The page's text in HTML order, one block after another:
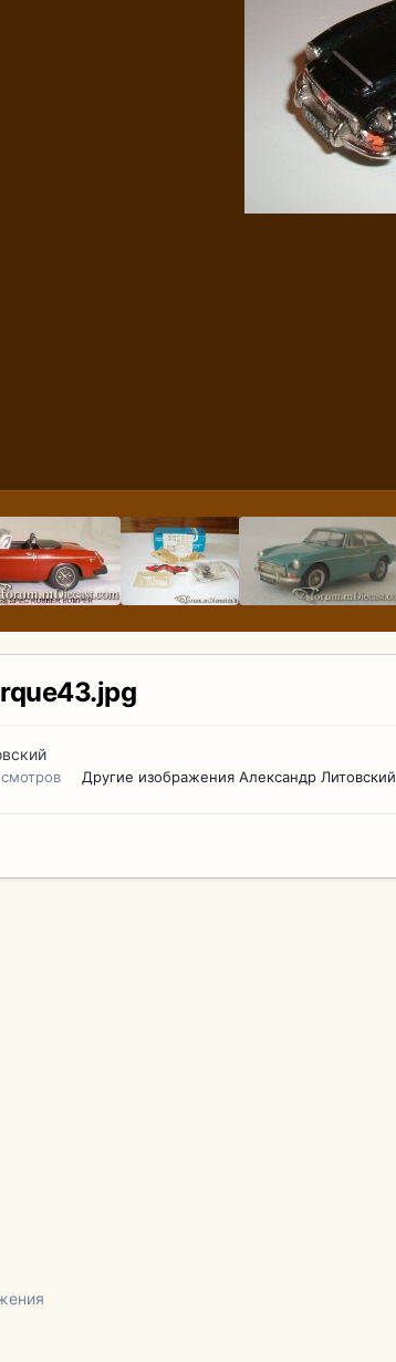
Другие изображения Александр Литовский